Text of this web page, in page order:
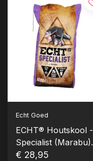
Echt Goed
ECHT® Houtskool -
Specialist (Marabu),
zak 10kg
€ 28,95